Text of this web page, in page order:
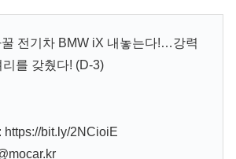
꿀 전기차 BMW iX 내놓는다!…강력
를 갖췄다! (D-3)
https://bit.ly/2NCioiE